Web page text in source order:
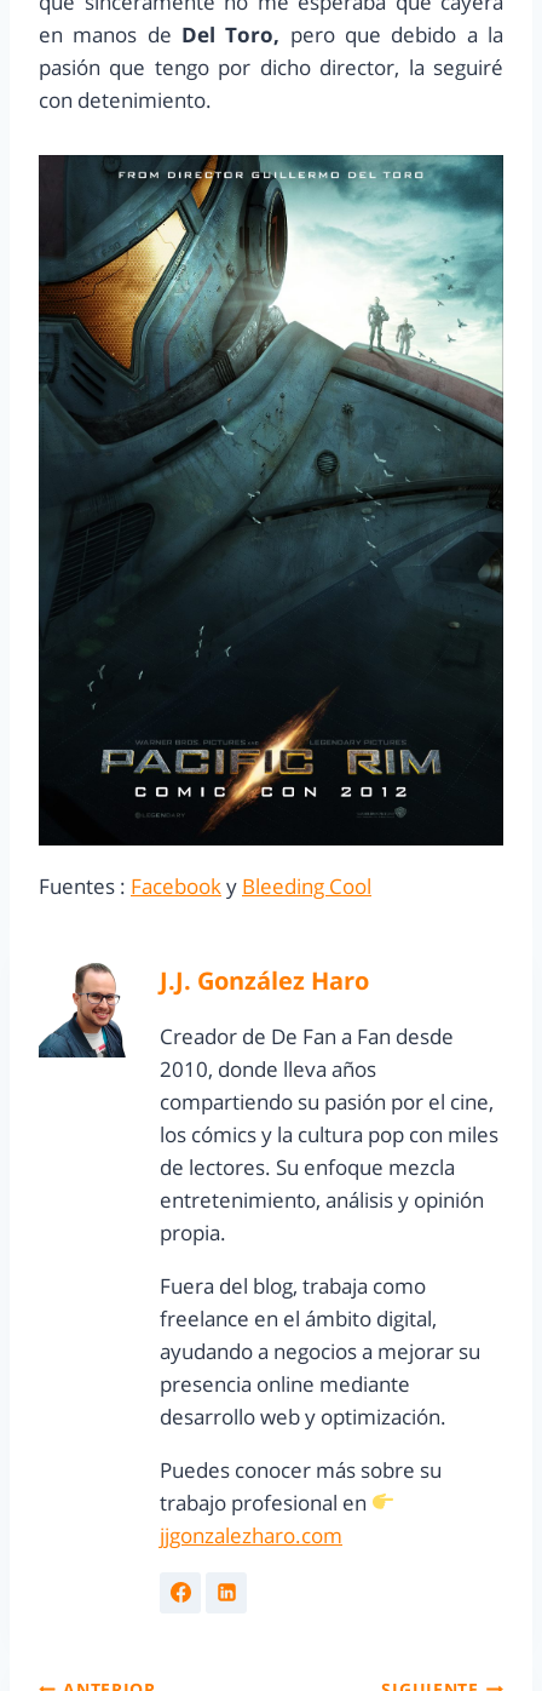
en manos de Del Toro, pero que debido a la
pasión que tengo por dicho director, la seguiré
con detenimiento.
Fuentes : Facebooky Bleeding Cool
J.J. González Haro
Creador de De Fan a Fan desde
2010, donde lleva años
compartiendo su pasión por el cine,
los cómics y la cultura pop con miles
de lectores. Su enfoque mezcla
entretenimiento, análisis y opinión
propia.
Fuera del blog, trabaja como
freelance en el ámbito digital,
ayudando a negocios a mejorar su
presencia online mediante
desarrollo web y optimización.
Puedes conocer más sobre su
trabajo profesional en
jjgonzalezharo.com